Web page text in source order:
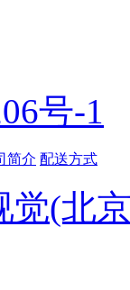
号-1
简介 配送方式
觉(北